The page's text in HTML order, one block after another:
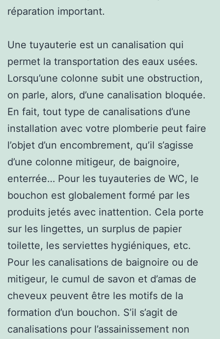
réparation important.
Une tuyauterie est un canalisation qui
permet la transportation des eaux usées.
Lorsqu’une colonne subit une obstruction,
on parle, alors, d’une canalisation bloquée.
En fait, tout type de canalisations d’une
installation avec votre plomberie peut faire
l’objet d’un encombrement, qu’il s’agisse
d’une colonne mitigeur, de baignoire,
enterrée… Pour les tuyauteries de WC, le
bouchon est globalement formé par les
produits jetés avec inattention. Cela porte
sur les lingettes, un surplus de papier
toilette, les serviettes hygiéniques, etc.
Pour les canalisations de baignoire ou de
mitigeur, le cumul de savon et d’amas de
cheveux peuvent être les motifs de la
formation d’un bouchon. S’il s’agit de
canalisations pour l’assainissement non